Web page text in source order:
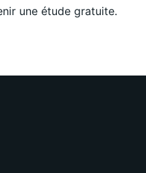
une étude gratuite.